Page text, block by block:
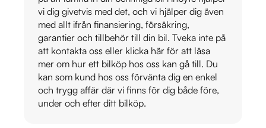
vi dig givetvis med det, och vi hjälper dig även
med allt ifrån finansiering, försäkring,
garantier och tillbehör till din bil. Tveka inte på
att kontakta oss eller klicka här för att läsa
mer om hur ett bilköp hos oss kan gå till. Du
kan som kund hos oss förvänta dig en enkel
och trygg affär där vi finns för dig både före,
under och efter ditt bilköp.